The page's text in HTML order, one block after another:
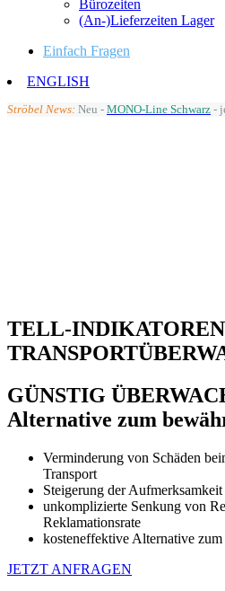
Bürozeiten
(An-)Lieferzeiten Lager
Einfach Fragen
ENGLISH
Ströbel News: Neu - MONO-Line Schwarz -
TELL-
GÜNSTIG
Alternative zum
Verminderung von Schäden
Transport
Steigerung der Aufmerksamkeit
unkomplizierte Senkung von
Reklamationsrate
kosteneffektive Alternative
JETZT ANFRAGEN